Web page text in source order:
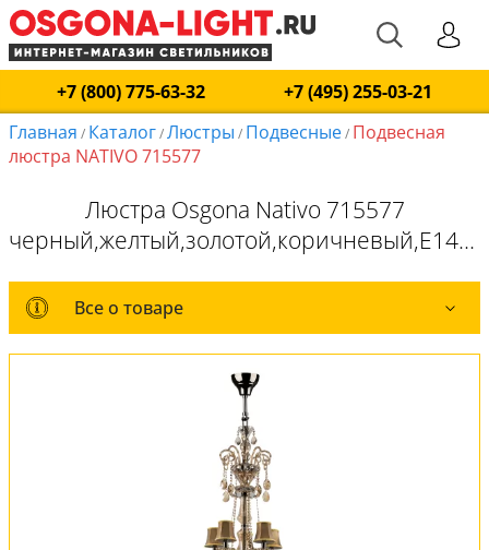
+7 (800) 775-63-32
+7 (495) 255-03-21
Главная / Каталог/Люстры / Подвесные/ Подвесная
люстра NATIVO 715577
Люстра Osgona Nativo 715577
черный,желтый,золотой,коричневый,E14x57*40W
Все о товаре
Все о товаре
Комплект лампочек
Оплата и доставка